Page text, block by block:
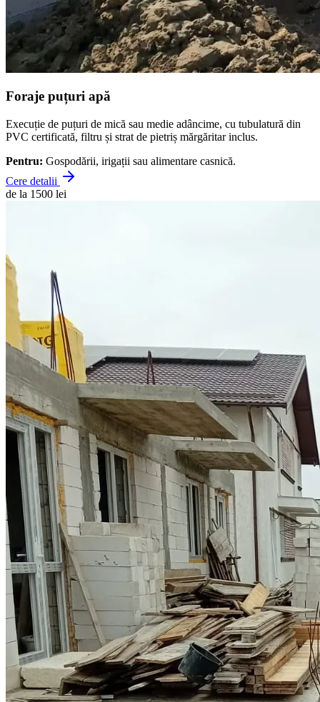
Foraje puțuri apă
Execuție de puțuri de mică sau medie adâncime, cu tubulatură din
PVC certificată, filtru și strat de pietriș mărgăritar inclus.
Pentru: Gospodării, irigații sau alimentare casnică.
Cere detalii
de la 1500 lei